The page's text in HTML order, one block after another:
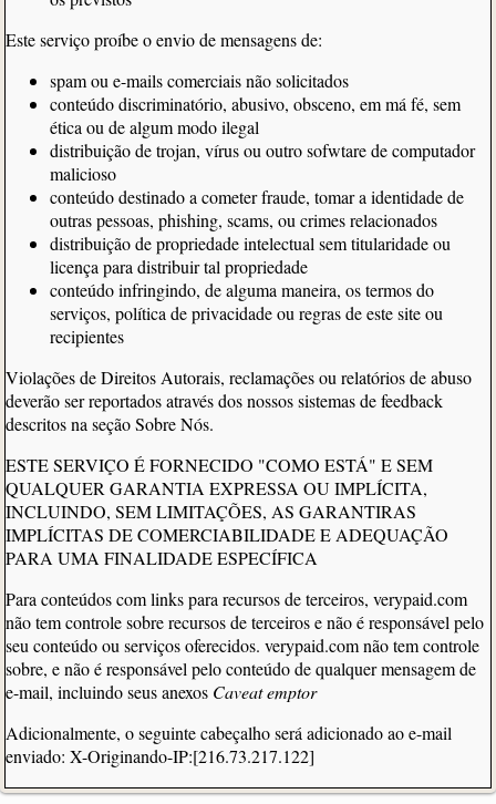
Este serviço proíbe o envio de mensagens de:
spam ou e-mails comerciais não solicitados
conteúdo discriminatório, abusivo, obsceno, em má fé, sem
ética ou de algum modo ilegal
distribuição de trojan, vírus ou outro sofwtare de computador
malicioso
conteúdo destinado a cometer fraude, tomar a identidade de
outras pessoas, phishing, scams, ou crimes relacionados
distribuição de propriedade intelectual sem titularidade ou
licença para distribuir tal propriedade
conteúdo infringindo, de alguma maneira, os termos do
serviços, política de privacidade ou regras de este site ou
recipientes
Violações de Direitos Autorais, reclamações ou relatórios de abuso
deverão ser reportados através dos nossos sistemas de feedback
descritos na seção Sobre Nós.
ESTE SERVIÇO É FORNECIDO "COMO ESTÁ" E SEM
QUALQUER GARANTIA EXPRESSA OU IMPLÍCITA,
INCLUINDO, SEM LIMITAÇÕES, AS GARANTIRAS
IMPLÍCITAS DE COMERCIABILIDADE E ADEQUAÇÃO
PARA UMA FINALIDADE ESPECÍFICA
Para conteúdos com links para recursos de terceiros, verypaid.com
não tem controle sobre recursos de terceiros e não é responsável pelo
seu conteúdo ou serviços oferecidos. verypaid.com não tem controle
sobre, e não é responsável pelo conteúdo de qualquer mensagem de
e-mail, incluindo seus anexos Caveat emptor
Adicionalmente, o seguinte cabeçalho será adicionado ao e-mail
enviado: X-Originando-IP:[216.73.217.122]